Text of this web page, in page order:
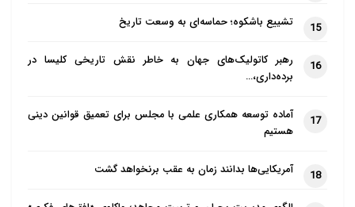
15 تشییع باشکوه؛ حماسه‌ای به وسعت تاریخ
16
رهبر کاتولیک‌های جهان به خاطر نقش تاریخی کلیسا در
برده‌داری،…
17
آماده توسعه همکاری علمی با مجلس برای تعمیق قوانین دینی
هستیم
18 آمریکایی‌ها بدانند زمان به عقب برنخواهد گشت